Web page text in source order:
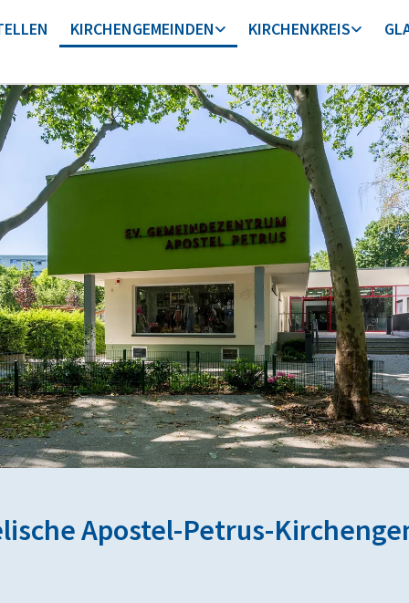
KIRCHENGEMEINDEN KIRCHENKREIS
Apostel-Petrus-